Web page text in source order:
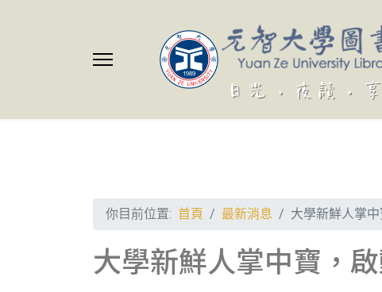
你目前位置: 首頁 最新消息 大學新鮮人掌
大學新鮮人掌中寶，